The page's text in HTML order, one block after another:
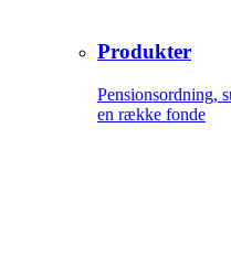
Produkter
Pensionsordning,
en række fonde